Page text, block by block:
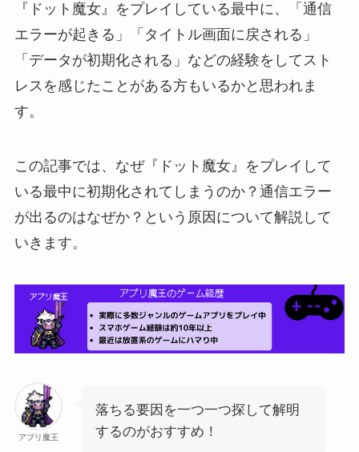
『ドット魔女』をプレイしている最中に、「通信
エラーが起きる」「タイトル画面に戻される」
「データが初期化される」などの経験をしてスト
レスを感じたことがある方もいるかと思われま
す。
この記事では、なぜ『ドット魔女』をプレイして
いる最中に初期化されてしまうのか？通信エラー
が出るのはなぜか？という原因について解説して
いきます。
アプリ魔王
落ちる要因を一つ一つ探して解明
するのがおすすめ！